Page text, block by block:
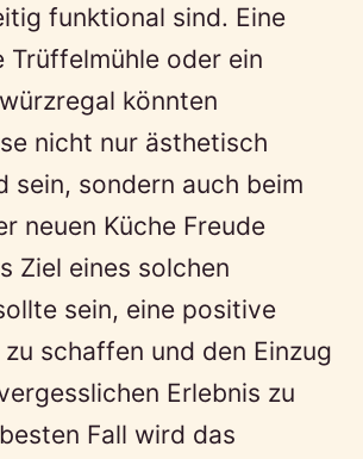
funktional sind. Eine
Trüffelmühle oder ein
könnten
nicht nur ästhetisch
sein, sondern auch beim
neuen Küche Freude
Ziel eines solchen
sein, eine positive
schaffen und den Einzug
Erlebnis zu
Fall wird das